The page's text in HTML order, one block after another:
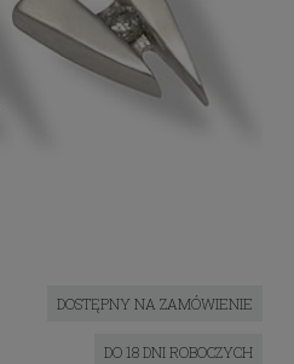
DOSTĘPNY NA ZAMÓWIENIE
DO 18 DNI ROBOCZYCH